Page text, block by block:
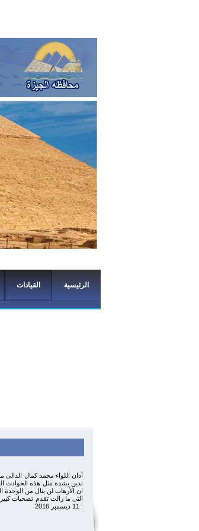
الرئيسية القيادات
أدان اللواء محمد كمال الدالى
تدين بشدة مثل هذه الحوادث
ان الأرهاب لن ينال من
التى ما زالت تقدم تضحيات
: 11 ديسمبر 2016